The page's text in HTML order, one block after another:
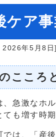
ケア
2026年5月8日]
こころ
、急激なホ
ても増す時期
では、「産